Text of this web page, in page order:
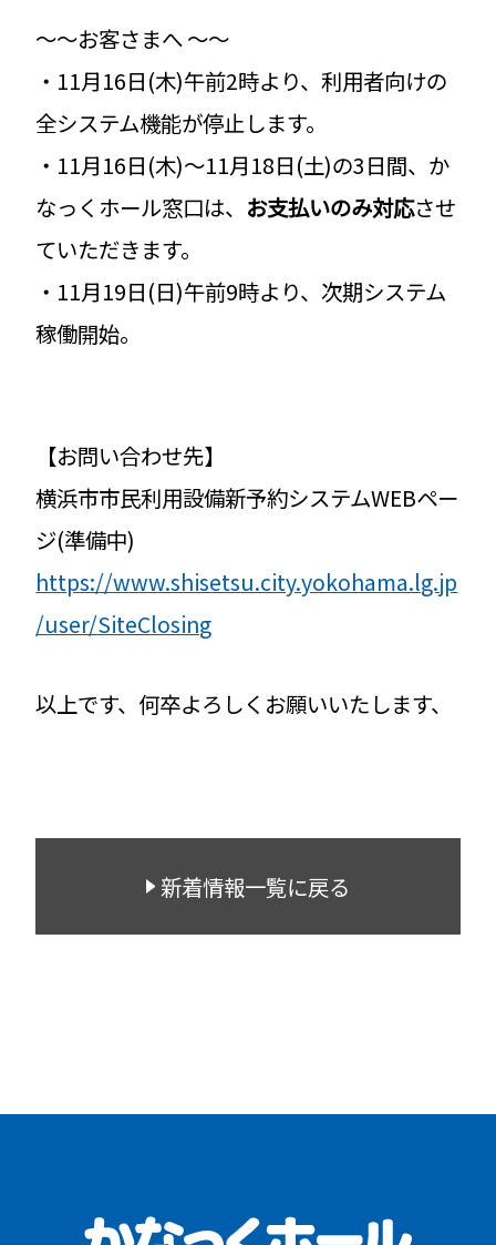
〜〜お客さまへ 〜〜
・11月16日(木)午前2時より、利用者向けの
全システム機能が停止します。
・11月16日(木)～11月18日(土)の3日間、か
なっくホール窓口は、 お支払いのみ対応させ
ていただきます。
・11月19日(日)午前9時より、次期システム
稼働開始。
【お問い合わせ先】
横浜市市民利用設備新予約システムWEBペー
ジ(準備中)
https://www.shisetsu.city.yokohama.lg.jp
/user/SiteClosing
以上です、何卒よろしくお願いいたします、
新着情報一覧に戻る